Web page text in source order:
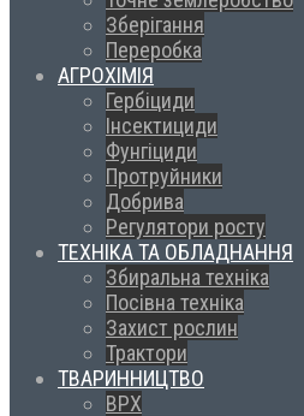
Зберігання
Переробка
АГРОХІМІЯ
Гербіциди
Інсектициди
Фунгіциди
Протруйники
Добрива
Регулятори росту
ТЕХНІКА ТА ОБЛАДНАННЯ
Збиральна техніка
Посівна техніка
Захист рослин
Трактори
ТВАРИННИЦТВО
ВРХ